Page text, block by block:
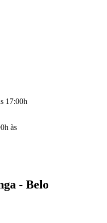
17:00h
às
- Belo